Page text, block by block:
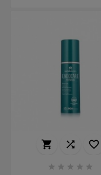
  
    